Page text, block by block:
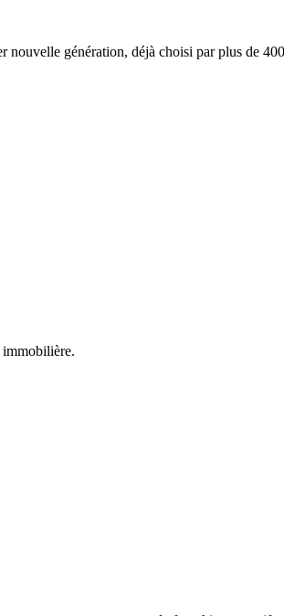
génération, déjà choisi par plus de
immobilière.